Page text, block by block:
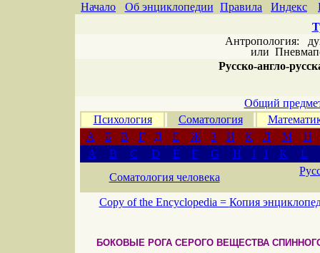
Начало Об энциклопедии Правила Индекс
Антропология:
или
Русско-англо-
Общий
Психология
Соматология
А
Б В Г Д Е Ж З И К Л М
Н
A
B C D E F G H I J K
L
Соматология человека
Copy of the Encyclopedia = Копия
БОКОВЫЕ РОГА СЕРОГО ВЕЩЕСТВА